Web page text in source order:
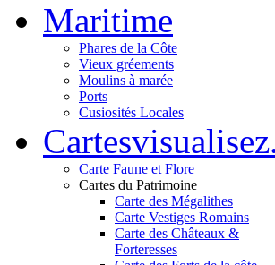
Maritime
Phares de la Côte
Vieux gréements
Moulins à marée
Ports
Cusiosités Locales
Cartes
Carte Faune et Flore
Cartes du Patrimoine
Carte des Mégalithes
Carte Vestiges Romains
Carte des Châteaux &
Forteresses